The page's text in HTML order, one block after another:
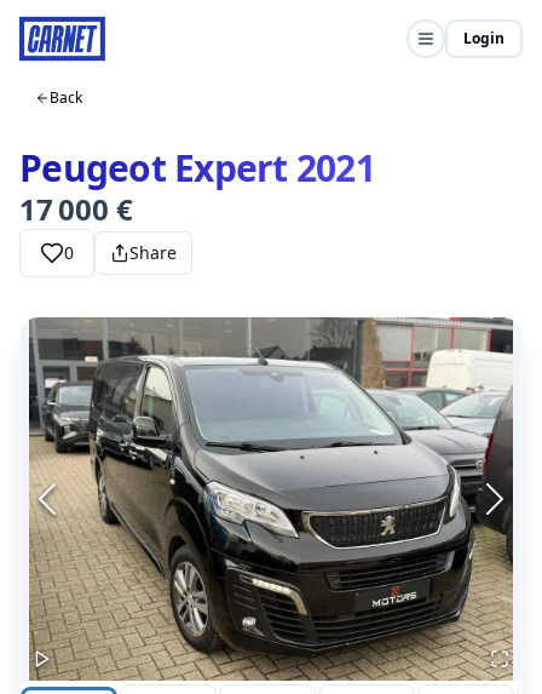
Login
Back
Peugeot Expert 2021
17 000 €
0 Share